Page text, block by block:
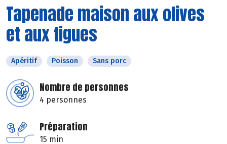
Tapenade maison aux olives
et aux figues
Apéritif Poisson Sans porc
Nombre de personnes
4 personnes
Préparation
15 min